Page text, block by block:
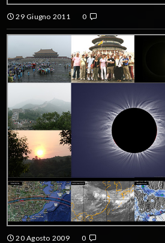
29 Giugno 2011 0
ECLISSE TOTALE DI LUNA DEL
CONTINUE READING
20 Agosto 2009 0